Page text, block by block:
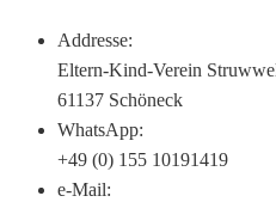
Addresse:
Eltern-Kind-Verein
61137 Schöneck
WhatsApp:
+49 (0) 155 10191419
e-Mail: